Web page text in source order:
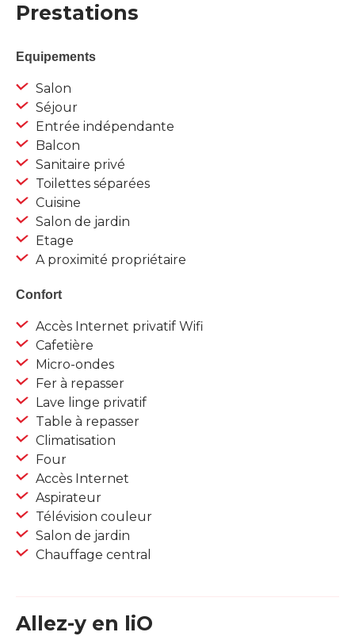
Prestations
Equipements
Salon
Séjour
Entrée indépendante
Balcon
Sanitaire privé
Toilettes séparées
Cuisine
Salon de jardin
Etage
A proximité propriétaire
Confort
Accès Internet privatif Wifi
Cafetière
Micro-ondes
Fer à repasser
Lave linge privatif
Table à repasser
Climatisation
Four
Accès Internet
Aspirateur
Télévision couleur
Salon de jardin
Chauffage central
Allez-y en liO